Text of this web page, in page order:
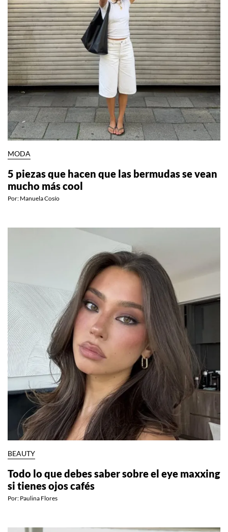
MODA
5 piezas que hacen que las bermudas se vean
mucho más cool
Por: Manuela Cosío
BEAUTY
Todo lo que debes saber sobre el eye maxxing
si tienes ojos cafés
Por: Paulina Flores